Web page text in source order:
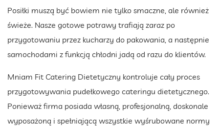
Posiłki muszą być bowiem nie tylko smaczne, ale również
świeże. Nasze gotowe potrawy trafiają zaraz po
przygotowaniu przez kucharzy do pakowania, a następnie
samochodami z funkcją chłodni jadą od razu do klientów.
Mniam Fit Catering Dietetyczny kontroluje cały proces
przygotowywania pudełkowego cateringu dietetycznego.
Ponieważ firma posiada własną, profesjonalną, doskonale
wyposażoną i spełniającą wszystkie wyśrubowane normy